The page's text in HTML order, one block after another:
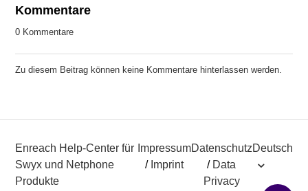
Kommentare
0 Kommentare
Zu diesem Beitrag können keine Kommentare hinterlassen werden.
Enreach Help-Center für
Swyx und Netphone
Produkte
Impressum
/ Imprint
Datenschutz
/ Data
Privacy
Deutsch